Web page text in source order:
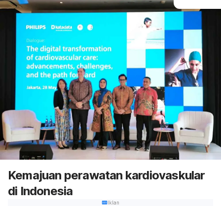
Kemajuan perawatan kardiovaskular
di Indonesia
Iklan